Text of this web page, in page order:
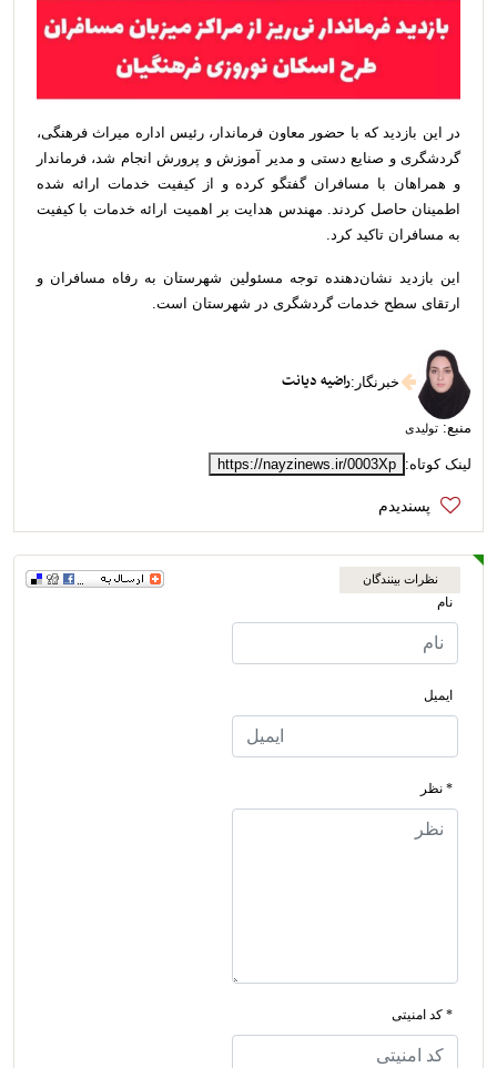
در این بازدید که با حضور معاون فرماندار، رئیس اداره میراث فرهنگی،
گردشگری و صنایع دستی و مدیر آموزش و پرورش انجام شد، فرماندار
و همراهان با مسافران گفتگو کرده و از کیفیت خدمات ارائه شده
اطمینان حاصل کردند. مهندس هدایت بر اهمیت ارائه خدمات با کیفیت
به مسافران تاکید کرد.
این بازدید نشان‌دهنده توجه مسئولین شهرستان به رفاه مسافران و
ارتقای سطح خدمات گردشگری در شهرستان است.
خبرنگار :راضیه دیانت
منبع: تولیدی
لینک کوتاه: https://nayzinews.ir/0003Xp
نظرات بینندگان
نام
ایمیل
* نظر
* کد امنیتی